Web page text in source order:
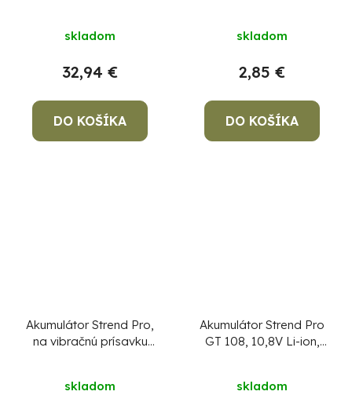
skladom
32,94 €
DO KOŠÍKA
skladom
2,85 €
DO KOŠÍKA
Akumulátor Strend Pro,
na vibračnú prísavku
skladom
Akumulátor Strend Pro
GT 108, 10,8V Li-ion,
skladom